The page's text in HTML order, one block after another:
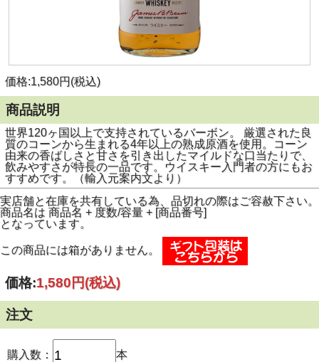
価格:1,580円(税込)
商品説明
世界120ヶ国以上で支持されているバーボン。 厳選された良
質のコーンから生まれる4年以上の熟成原酒を使用。コーン
由来の香ばしさと甘さを引き出したマイルドな口当たりで、
飲みやすさが特長の一品です。ウイスキー入門者の方にもお
すすめです。（輸入元案内文より）
実店舗と在庫を共有している為、品切れの際はご容赦下さい。
商品名は 商品名 + 度数/容量 + [商品番号]
となっています。
この商品には箱がありません。
価格:1,580円(税込)
注文
購入数： 本